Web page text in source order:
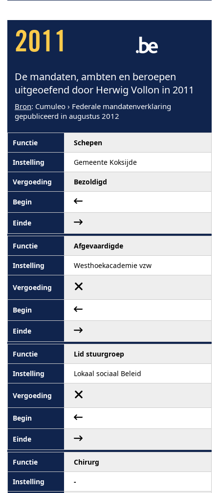
2011
De mandaten, ambten en beroepen
uitgeoefend door Herwig Vollon in 2011
Bron: Cumuleo › Federale mandatenverklaring
gepubliceerd in augustus 2012
Schepen
Gemeente Koksijde
Bezoldigd
Afgevaardigde
Westhoekacademie vzw
Lid stuurgroep
Lokaal sociaal Beleid
Chirurg
-